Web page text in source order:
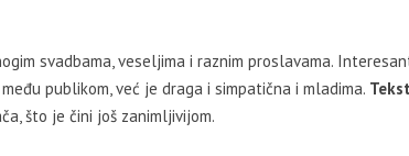
svadbama, veseljima i raznim proslavama.
publikom, već je draga i simpatična i mladima. Tekst
što je čini još zanimljivijom.